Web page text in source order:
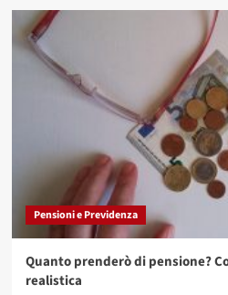
Pensioni e Previdenza
Quanto prenderò di pensione?
realistica